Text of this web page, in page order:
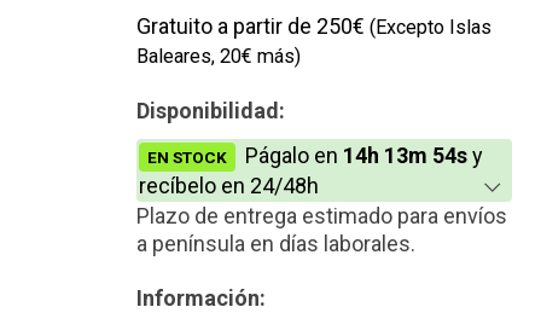
Gratuito a partir de 250€ (Excepto Islas
Baleares, 20€ más)
Disponibilidad:
EN STOCK Págalo en 14h 13m 53sy
recíbelo en 24/48h
Plazo de entrega estimado para envíos
a península en días laborales.
Información: